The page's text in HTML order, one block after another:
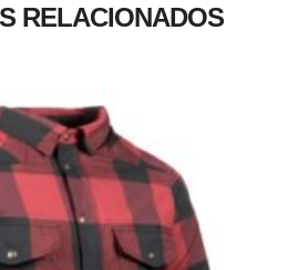
RELACIONADOS